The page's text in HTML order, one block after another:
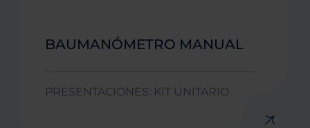
BAUMANÓMETRO MANUAL
PRESENTACIONES: KIT UNITARIO